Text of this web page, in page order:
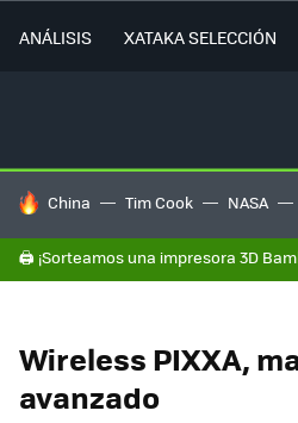
ANÁLISIS XATAKA SELECCIÓN
HOY SE HABLA DE
China Tim Cook NASA
🖨️ ¡Sorteamos una impresora 3D
Wireless PIXXA,
avanzado